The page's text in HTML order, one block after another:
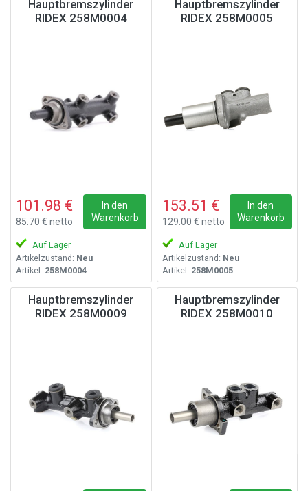
Hauptbremszylinder
RIDEX 258M0004
101.98 €
85.70 € netto
In den
Warenkorb
Auf Lager
Artikelzustand: Neu
Artikel: 258M0004
Hauptbremszylinder
RIDEX 258M0005
153.51 €
129.00 € netto
In den
Warenkorb
Auf Lager
Artikelzustand: Neu
Artikel: 258M0005
Hauptbremszylinder
RIDEX 258M0009
Hauptbremszylinder
RIDEX 258M0010